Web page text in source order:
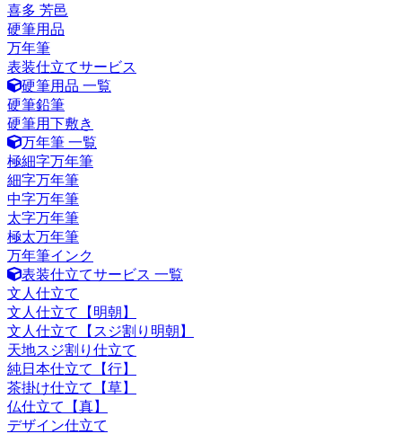
喜多 芳邑
硬筆用品
万年筆
表装仕立てサービス
硬筆用品 一覧
硬筆鉛筆
硬筆用下敷き
万年筆 一覧
極細字万年筆
細字万年筆
中字万年筆
太字万年筆
極太万年筆
万年筆インク
表装仕立てサービス 一覧
文人仕立て
文人仕立て【明朝】
文人仕立て【スジ割り明朝】
天地スジ割り仕立て
純日本仕立て【行】
茶掛け仕立て【草】
仏仕立て【真】
デザイン仕立て